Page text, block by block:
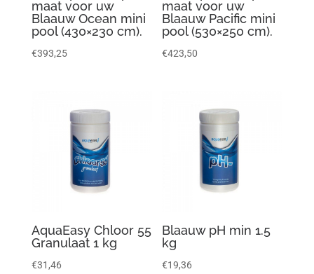
maat voor uw
Blaauw Ocean mini
pool (430×230 cm).
€393,25
maat voor uw
Blaauw Pacific mini
pool (530×250 cm).
€423,50
AquaEasy Chloor 55
Granulaat 1 kg
€31,46
Blaauw pH min 1.5
kg
€19,36